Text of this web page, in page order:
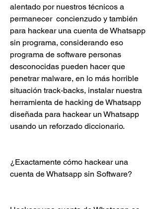
alentado por nuestros técnicos a
permanecer  concienzudo y también
para hackear una cuenta de Whatsapp
sin programa, considerando eso
programa de software personas
desconocidas pueden hacer que
penetrar malware, en lo más horrible
situación track-backs, instalar nuestra
herramienta de hacking de Whatsapp
diseñada para hackear un Whatsapp
usando un reforzado diccionario.
¿Exactamente cómo hackear una
cuenta de Whatsapp sin Software?